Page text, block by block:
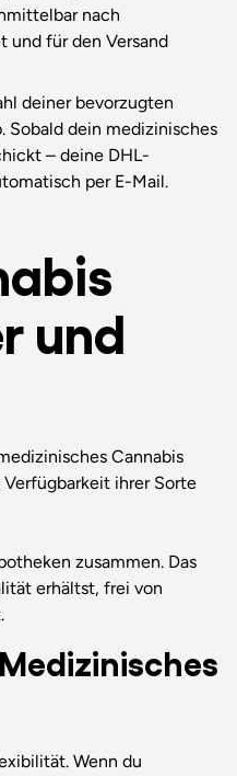
nach
und für den Versand
deiner bevorzugten
Sobald dein medizinisches
– deine DHL-
per E-Mail.
und
Cannabis
ihrer Sorte
zusammen. Das
erhältst, frei von
Wenn du